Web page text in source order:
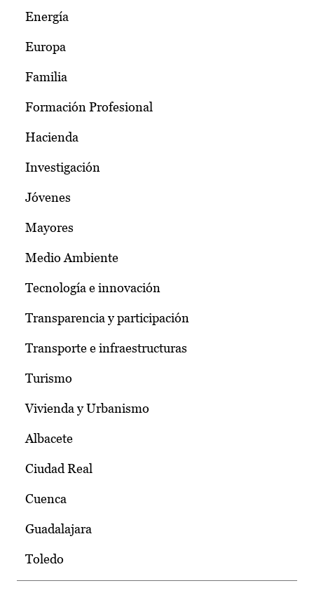
Energía
Europa
Familia
Formación Profesional
Hacienda
Investigación
Jóvenes
Mayores
Medio Ambiente
Tecnología e innovación
Transparencia y participación
Transporte e infraestructuras
Turismo
Vivienda y Urbanismo
Albacete
Ciudad Real
Cuenca
Guadalajara
Toledo